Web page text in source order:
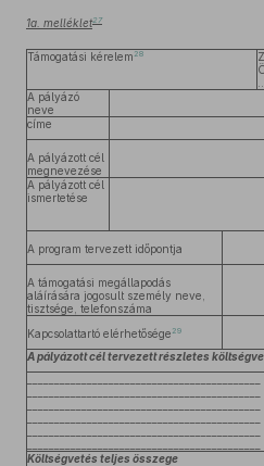
1a. melléklet27
Támogatási kérelem 28
A pályázó
neve
címe
A pályázott cél
megnevezése
A pályázott cél
ismertetése
A program tervezett időpontja
A támogatási megállapodás
aláírására jogosult személy neve,
tisztsége, telefonszáma
Kapcsolattartó elérhetősége 29
A pályázott cél tervezett részletes
Költségvetés teljes összege